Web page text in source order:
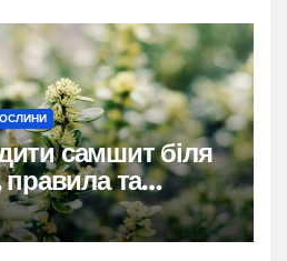
самшит біля
правила та